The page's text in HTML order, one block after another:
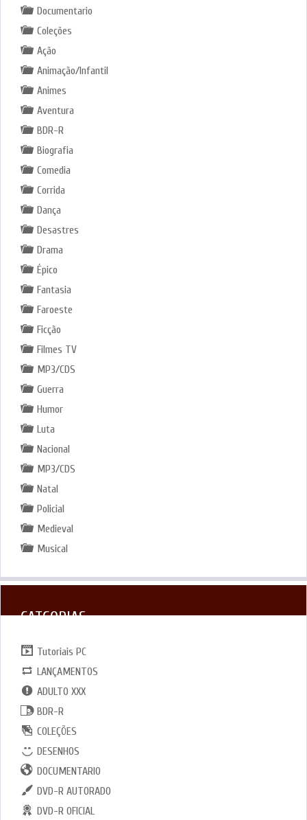
Documentario
Coleções
Ação
Animação/Infantil
Animes
Aventura
BDR-R
Biografia
Comedia
Corrida
Dança
Desastres
Drama
Épico
Fantasia
Faroeste
Ficção
Filmes TV
MP3/CDS
Guerra
Humor
Luta
Nacional
MP3/CDS
Natal
Policial
Medieval
Musical
CATGORIAS
Tutoriais PC
LANÇAMENTOS
ADULTO XXX
BDR-R
COLEÇÕES
DESENHOS
DOCUMENTARIO
DVD-R AUTORADO
DVD-R OFICIAL